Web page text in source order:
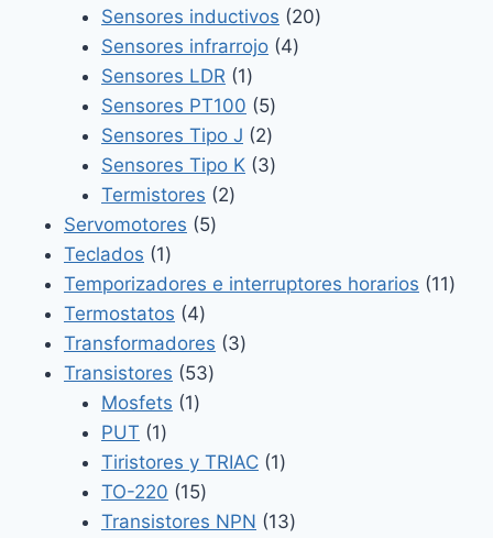
Sensores inductivos 2020
Sensores infrarrojo 44
Sensores LDR 11
producto
Sensores PT100 55
productos
Sensores Tipo J 22
productos
Sensores Tipo K 33
Termistores 22
Servomotores 55
Teclados 11
producto
Temporizadores e interruptores horarios 1111
Termostatos 44
productos
Transformadores 33
Transistores 5353
Mosfets 11
PUT 11
producto
Tiristores y TRIAC 11
TO-220 1515
productos
Transistores NPN 1313